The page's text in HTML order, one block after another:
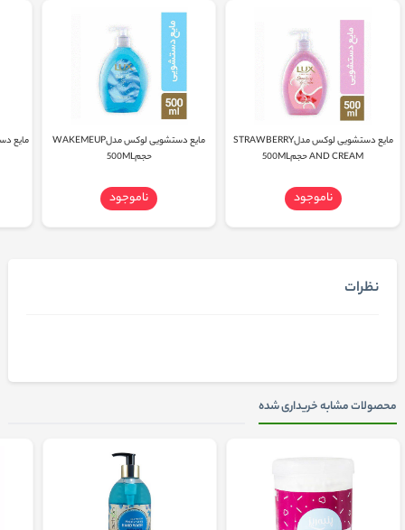
مایع دستشویی لوکس مدلSTRAWBERRY
AND CREAM حجم500ML
ناموجود
مایع دستشویی لوکس مدلWAKEMEUP
حجم500ML
ناموجود
نظرات
محصولات مشابه خریداری شده